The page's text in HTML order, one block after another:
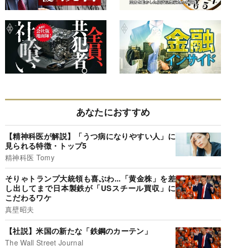
あなたにおすすめ
【精神科医が解説】「うつ病になりやすい人」に
見られる特徴・トップ5
精神科医 Tomy
そりゃトランプ大統領も喜ぶわ...「黄金株」を差
し出してまで日本製鉄が「USスチール買収」に
こだわるワケ
真壁昭夫
【社説】米国の新たな「鉄鋼のカーテン」
The Wall Street Journal